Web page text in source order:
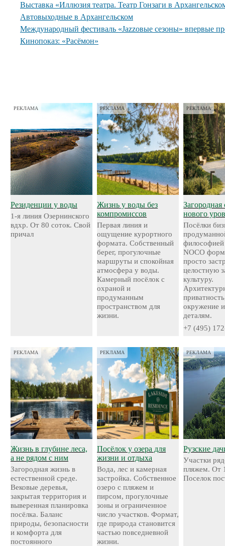
Выставка «Иллюзия театра. Театр Гонзаги в
Автовыходные в Архангельском
Международный фестиваль «Jazzовые сезоны» впервые
Кинопоказ: «Расёмон»
РЕКЛАМА
Резиденции у воды
1-я линия Озернинского
вдхр. От 80 соток. Свой
причал
РЕКЛАМА
Жизнь у воды без
компромиссов
Первая линия и
ощущение курортного
формата. Собственный
берег, прогулочные
маршруты и спокойная
атмосфера у воды.
Камерный посёлок с
охраной и
продуманным
пространством для
жизни.
РЕКЛАМА
Загородная
нового
Посёлки
NOCO
просто
целостную
культуру.
окружение
деталям.
+7 (495)
РЕКЛАМА
Жизнь в глубине леса,
а не рядом с ним
Загородная жизнь в
естественной среде.
Вековые деревья,
закрытая территория и
выверенная планировка
посёлка. Баланс
природы, безопасности
и комфорта для
постоянного
РЕКЛАМА
Посёлок у озера для
жизни и отдыха
Вода, лес и камерная
застройка. Собственное
озеро с пляжем и
пирсом, прогулочные
зоны и ограниченное
число участков. Формат,
где природа становится
частью повседневной
жизни.
РЕКЛАМА
Рузские
Участки
пляжем. От
Поселок